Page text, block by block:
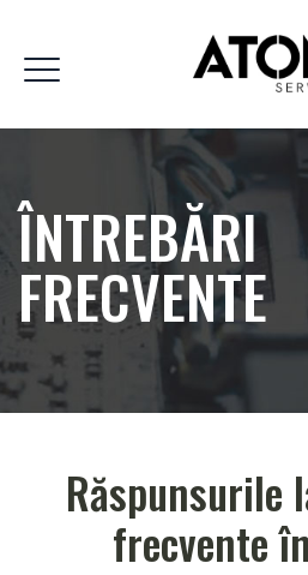
ÎNTREBĂRI
FRECVENTE
Răspunsurile
frecvente